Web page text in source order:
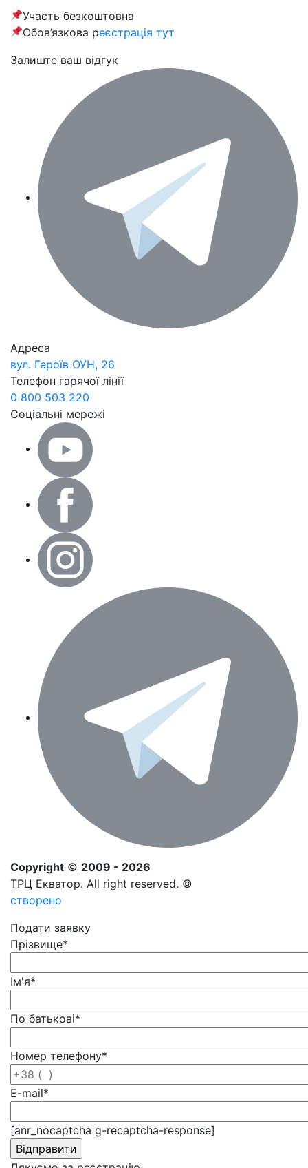
Участь безкоштовна
Обов’язкова реєстрація тут
Залиште ваш відгук
Адреса
вул. Героїв ОУН, 26
Телефон гарячої лінії
0 800 503 220
Соціальні мережі
Copyright © 2009 - 2026
ТРЦ Екватор. All right reserved. ©
створено
Подати заявку
Прізвище*
Ім'я*
По батькові*
Номер телефону*
E-mail*
[anr_nocaptcha g-recaptcha-response]